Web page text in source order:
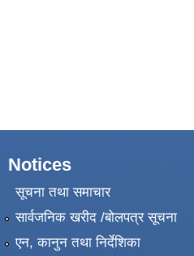
Notices
सूचना तथा समाचार
सार्वजनिक खरीद /बोलपत्र सूचना
एन, कानुन तथा निर्देशिका